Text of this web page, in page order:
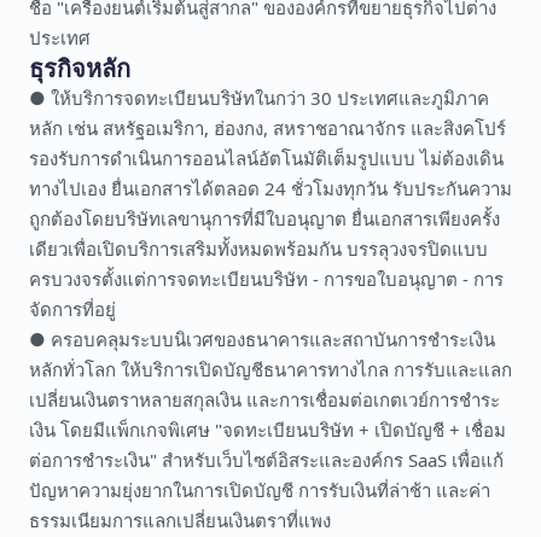
ชื่อ "เครื่องยนต์เริ่มต้นสู่สากล" ขององค์กรที่ขยายธุรกิจไปต่าง
ประเทศ
ธุรกิจหลัก
● ให้บริการจดทะเบียนบริษัทในกว่า 30 ประเทศและภูมิภาค
หลัก เช่น สหรัฐอเมริกา, ฮ่องกง, สหราชอาณาจักร และสิงคโปร์
รองรับการดำเนินการออนไลน์อัตโนมัติเต็มรูปแบบ ไม่ต้องเดิน
ทางไปเอง ยื่นเอกสารได้ตลอด 24 ชั่วโมงทุกวัน รับประกันความ
ถูกต้องโดยบริษัทเลขานุการที่มีใบอนุญาต ยื่นเอกสารเพียงครั้ง
เดียวเพื่อเปิดบริการเสริมทั้งหมดพร้อมกัน บรรลุวงจรปิดแบบ
ครบวงจรตั้งแต่การจดทะเบียนบริษัท - การขอใบอนุญาต - การ
จัดการที่อยู่
● ครอบคลุมระบบนิเวศของธนาคารและสถาบันการชำระเงิน
หลักทั่วโลก ให้บริการเปิดบัญชีธนาคารทางไกล การรับและแลก
เปลี่ยนเงินตราหลายสกุลเงิน และการเชื่อมต่อเกตเวย์การชำระ
เงิน โดยมีแพ็กเกจพิเศษ "จดทะเบียนบริษัท + เปิดบัญชี + เชื่อม
ต่อการชำระเงิน" สำหรับเว็บไซต์อิสระและองค์กร SaaS เพื่อแก้
ปัญหาความยุ่งยากในการเปิดบัญชี การรับเงินที่ล่าช้า และค่า
ธรรมเนียมการแลกเปลี่ยนเงินตราที่แพง